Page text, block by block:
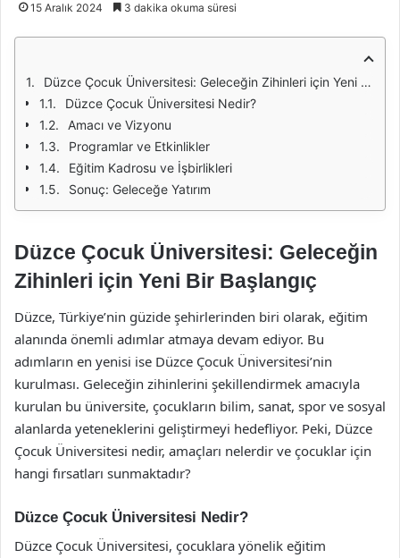
15 Aralık 2024 3 dakika okuma süresi
Düzce Çocuk Üniversitesi: Geleceğin Zihinleri için Yeni Bir Başlangıç
Düzce Çocuk Üniversitesi Nedir?
Amacı ve Vizyonu
Programlar ve Etkinlikler
Eğitim Kadrosu ve İşbirlikleri
Sonuç: Geleceğe Yatırım
Düzce Çocuk Üniversitesi: Geleceğin
Zihinleri için Yeni Bir Başlangıç
Düzce, Türkiye’nin güzide şehirlerinden biri olarak, eğitim
alanında önemli adımlar atmaya devam ediyor. Bu
adımların en yenisi ise Düzce Çocuk Üniversitesi’nin
kurulması. Geleceğin zihinlerini şekillendirmek amacıyla
kurulan bu üniversite, çocukların bilim, sanat, spor ve sosyal
alanlarda yeteneklerini geliştirmeyi hedefliyor. Peki, Düzce
Çocuk Üniversitesi nedir, amaçları nelerdir ve çocuklar için
hangi fırsatları sunmaktadır?
Düzce Çocuk Üniversitesi Nedir?
Düzce Çocuk Üniversitesi, çocuklara yönelik eğitim